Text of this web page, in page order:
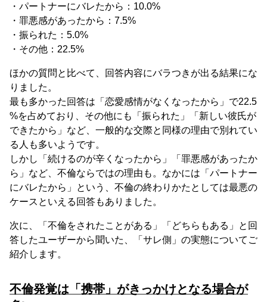
・パートナーにバレたから：10.0%
・罪悪感があったから：7.5%
・振られた：5.0%
・その他：22.5%
ほかの質問と比べて、回答内容にバラつきが出る結果にな
りました。
最も多かった回答は「恋愛感情がなくなったから」で22.5
%を占めており、その他にも「振られた」「新しい彼氏が
できたから」など、一般的な交際と同様の理由で別れてい
る人も多いようです。
しかし「続けるのが辛くなったから」「罪悪感があったか
ら」など、不倫ならではの理由も。なかには「パートナー
にバレたから」という、不倫の終わりかたとしては最悪の
ケースといえる回答もありました。
次に、「不倫をされたことがある」「どちらもある」と回
答したユーザーから聞いた、「サレ側」の実態についてご
紹介します。
不倫発覚は「携帯」がきっかけとなる場合が